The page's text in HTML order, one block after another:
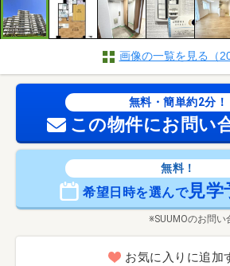
画像の一覧を見る（20
無料・簡単約2分！
この物件にお問い
無料！
希望日時を選んで見学
※SUUMOのお問
お気に入りに追加